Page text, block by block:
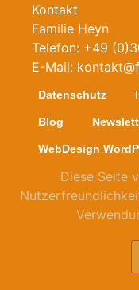
Kontakt
Familie Heyn
Telefon: +49
E-Mail:
Datenschutz
Blog
WebDesign
Prüfen Sie jetzt
unserer
Diese Seite